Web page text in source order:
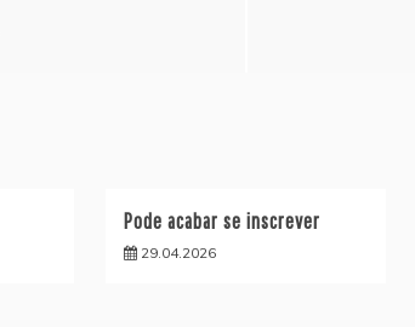
Pode acabar se inscrever
29.04.2026